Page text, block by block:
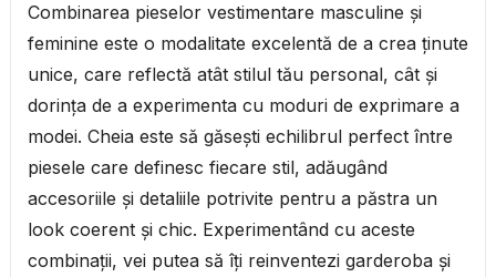
Combinarea pieselor vestimentare masculine și
feminine este o modalitate excelentă de a crea ținute
unice, care reflectă atât stilul tău personal, cât și
dorința de a experimenta cu moduri de exprimare a
modei. Cheia este să găsești echilibrul perfect între
piesele care definesc fiecare stil, adăugând
accesoriile și detaliile potrivite pentru a păstra un
look coerent și chic. Experimentând cu aceste
combinații, vei putea să îți reinventezi garderoba și